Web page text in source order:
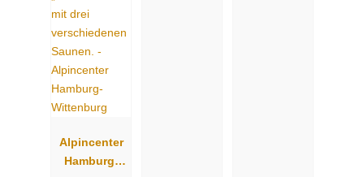
Alpincenter
Hamburg-